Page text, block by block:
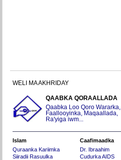
WELI MA AKHRIDAY
QAABKA QORAALLADA
Qaabka Loo Qoro Wararka,
Faallooyinka, Maqaallada,
Ra'yiga iwm...
Islam
Quraanka Kariimka
Siiradii Rasuulka
Caafimaadka
Dr. Ibraahim
Cudurka AIDS